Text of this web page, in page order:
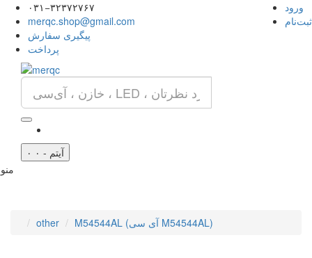
۰۳۱−۳۲۳۷۲۷۶۷
merqc.shop@gmail.com
پیگیری سفارش
پرداخت
ورود
ثبت‌نام
۰ آیتم - ۰
منو
other M54544AL (آی سی M54544AL)